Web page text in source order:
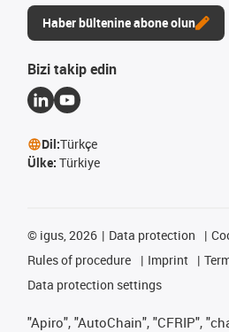
Haber bültenine abone olun
Bizi takip edin
Dil:Türkçe
Ülke: Türkiye
© igus, 2026 Data protection
Rules of procedure
Imprint
Data protection settings
"Apiro", "AutoChain", "CFRIP",